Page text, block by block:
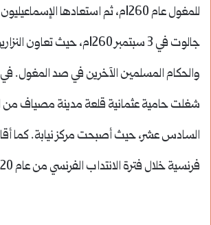
للمغول عام 1260م، ثم استعادها
جالوت في 3 سبتمبر 1260م، حيث
والحكام المسلمين الآخرين في صد المغول. في
شغلت حامية عثمانية قلعة مدينة مصياف من
السادس عشر، حيث أصبحت مركز نيابة. كما
فرنسية خلال فترة الانتداب الفرنسي من عام 1920م حتى 1946م.